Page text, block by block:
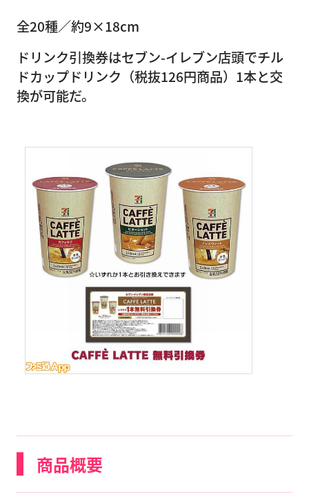
全20種／約9×18cm
ドリンク引換券はセブン-イレブン店頭でチル
ドカップドリンク（税抜126円商品）1本と交
換が可能だ。
商品概要